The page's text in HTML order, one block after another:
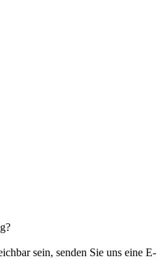
sein, senden Sie uns eine E-